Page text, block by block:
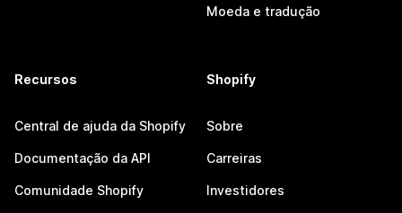
Moeda e tradução
Recursos
Central de ajuda da Shopify
Documentação da API
Comunidade Shopify
Shopify
Sobre
Carreiras
Investidores